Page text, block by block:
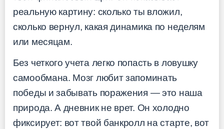
реальную картину: сколько ты вложил,
сколько вернул, какая динамика по неделям
или месяцам.
Без четкого учета легко попасть в ловушку
самообмана. Мозг любит запоминать
победы и забывать поражения — это наша
природа. А дневник не врет. Он холодно
фиксирует: вот твой банкролл на старте, вот